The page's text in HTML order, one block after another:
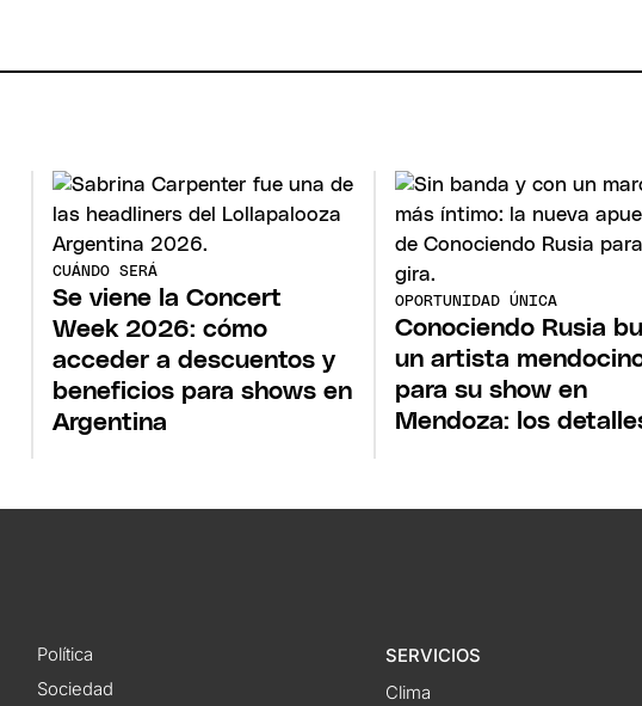
CUÁNDO SERÁ
Se viene la Concert
Week 2026: cómo
acceder a descuentos y
beneficios para shows en
Argentina
OPORTUNIDAD ÚNICA
Conociendo Rusia
un artista
para su show en
Mendoza: los
Política
Sociedad
SERVICIOS
Clima